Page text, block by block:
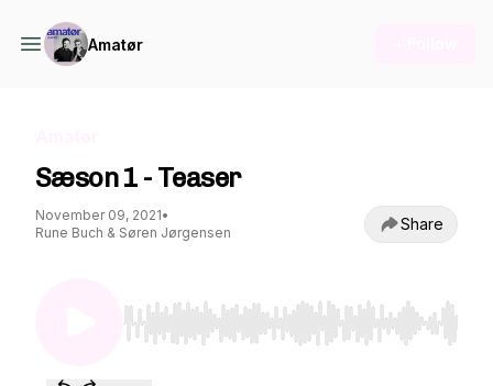
Amatør
Sæson 1 - Teaser
November 09, 2021•
Rune Buch & Søren Jørgensen
Share
Use Left/Right to seek, Home/End to jump